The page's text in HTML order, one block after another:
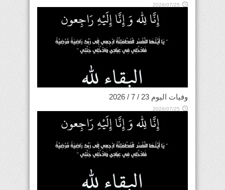
2026/07/25
وفيات اليوم 23 / 7 / 2026
2026/07/25